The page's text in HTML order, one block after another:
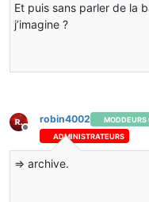
Et puis sans parler de la
j’imagine ?
Hors-ligne
robin4002 MODDEURS
ADMINISTRATEURS
=> archive.